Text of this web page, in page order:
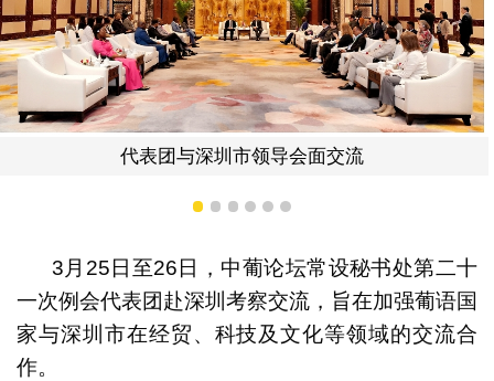
代表团与深圳市领导会面交流
1 2 3 4 5 6
3月25日至26日，中葡论坛常设秘书处第二十
一次例会代表团赴深圳考察交流，旨在加强葡语国
家与深圳市在经贸、科技及文化等领域的交流合
作。